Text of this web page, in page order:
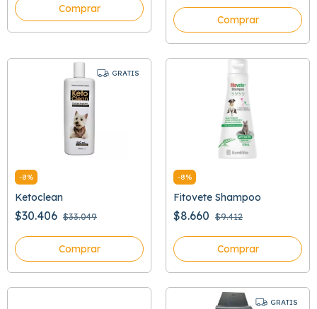
Comprar
Comprar
GRATIS
-8%
Ketoclean
$30.406 $33.049
Comprar
-8%
Fitovete Shampoo
$8.660 $9.412
Comprar
GRATIS